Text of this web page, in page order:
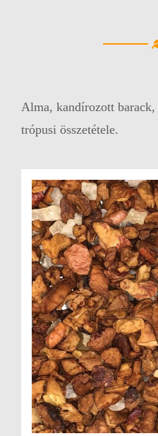
Alma, kandírozott barack,
trópusi összetétele.